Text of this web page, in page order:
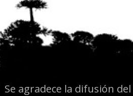
Se agradece la difusión